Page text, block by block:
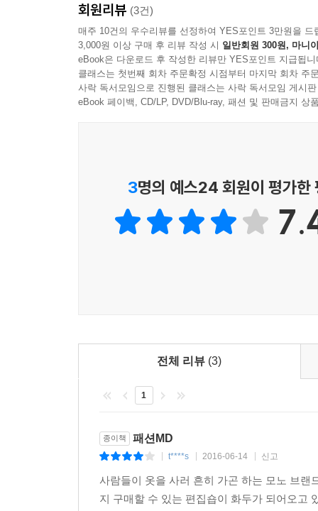
“뉴욕 컬렉션을 가려고 하는데 뉴욕 어디로 가야 하
“멋진 신발과 액세서리는 어디에 가면 살 수 있나요
왕초보처럼 느껴지는 질문이지만 패션 MD 업무
스타일서치, 마켓 서치, 바잉, 그리고 그 이후의
회원리뷰 (3건)
매주 10건의 우수리뷰를 선정하여 YES포인트 3만원을 드
3,000원 이상 구매 후 리뷰 작성 시 일반회원 300원, 마니
eBook은 다운로드 후 작성한 리뷰만 YES포인트 지급됩니
클래스는 첫번째 회차 주문확정 시점부터 마지막 회차 주
사락 독서모임으로 진행된 클래스는 사락 독서모임 게시
eBook 페이백, CD/LP, DVD/Blu-ray, 패션 및 판매금지 상
3명의 예스24 회원이 평가한
전체 리뷰 (3)
1
종이책 패션MD
t****s 2016-06-14 신고
사람들이 옷을 사러 흔히 가곤 하는 모노 브랜
지 구매할 수 있는 편집숍이 화두가 되어오고